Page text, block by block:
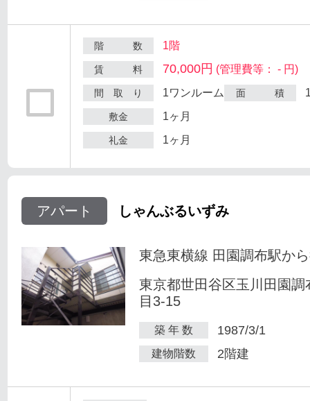
階 数 1階
賃 料 70,000円 (管理費等： - 円)
間 取 り 1ワンルーム 面 積
敷金 1ヶ月
礼金 1ヶ月
アパート しゃんぶるいずみ
東急東横線 田園調布駅か
東京都世田谷区玉川田園調
目3-15
築 年 数 1987/3/1
建物階数 2階建